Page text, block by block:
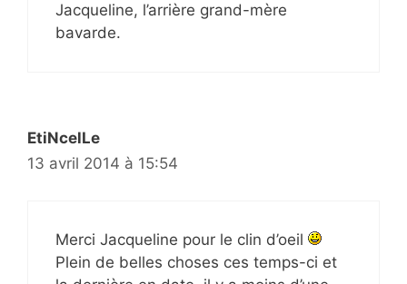
Jacqueline, l’arrière grand-mère
bavarde.
EtiNcelLe
13 avril 2014 à 15:54
Merci Jacqueline pour le clin d’oeil
Plein de belles choses ces temps-ci et